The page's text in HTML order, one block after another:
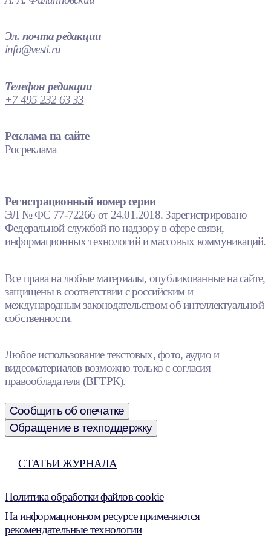
Эл. почта редакции
info@vesti.ru
Телефон редакции
+7 495 232 63 33
Реклама на сайте
Росреклама
Регистрационный номер серии
ЭЛ № ФС 77-72266 от 24.01.2018. Зарегистрировано
Федеральной службой по надзору в сфере связи,
информационных технологий и массовых коммуникаций.
Все права на любые материалы, опубликованные на сайте,
защищены в соответствии с российским и
международным законодательством об интеллектуальной
собственности.
Любое использование текстовых, фото, аудио и
видеоматериалов возможно только с согласия
правообладателя (ВГТРК).
Сообщить об опечатке
Обращение в техподдержку
СТАТЬИ ЖУРНАЛА
Политика обработки файлов cookie
На информационном ресурсе применяются
рекомендательные технологии